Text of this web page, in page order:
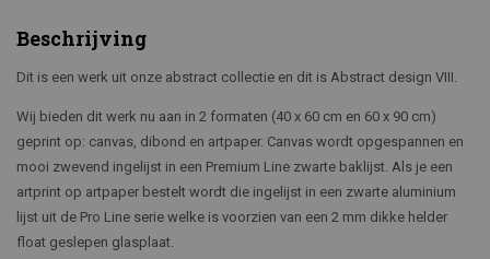
Beschrijving
Dit is een werk uit onze abstract collectie en dit is Abstract design VIII.
Wij bieden dit werk nu aan in 2 formaten (40 x 60 cm en 60 x 90 cm)
geprint op: canvas, dibond en artpaper. Canvas wordt opgespannen en
mooi zwevend ingelijst in een Premium Line zwarte baklijst. Als je een
artprint op artpaper bestelt wordt die ingelijst in een zwarte aluminium
lijst uit de Pro Line serie welke is voorzien van een 2 mm dikke helder
float geslepen glasplaat.